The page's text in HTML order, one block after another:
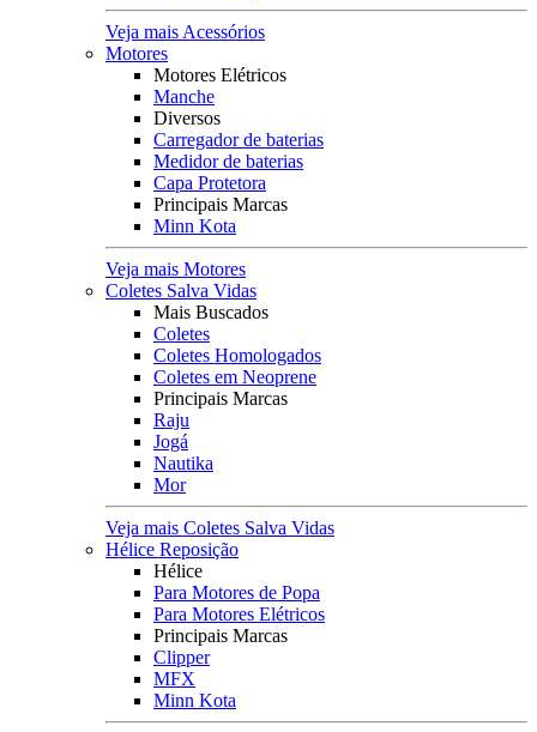
Veja mais Acessórios
Motores
Motores Elétricos
Manche
Diversos
Carregador de baterias
Medidor de baterias
Capa Protetora
Principais Marcas
Minn Kota
Veja mais Motores
Coletes Salva Vidas
Mais Buscados
Coletes
Coletes Homologados
Coletes em Neoprene
Principais Marcas
Raju
Jogá
Nautika
Mor
Veja mais Coletes Salva Vidas
Hélice Reposição
Hélice
Para Motores de Popa
Para Motores Elétricos
Principais Marcas
Clipper
MFX
Minn Kota